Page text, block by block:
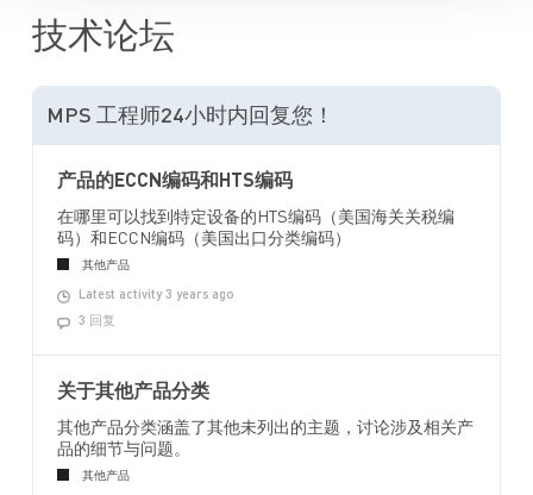
技术论坛
MPS 工程师24小时内回复您！
产品的ECCN编码和HTS编码
在哪里可以找到特定设备的HTS编码（美国海关关税编
码）和ECCN编码（美国出口分类编码）
其他产品
Latest activity 3 years ago
3 回复
关于其他产品分类
其他产品分类涵盖了其他未列出的主题，讨论涉及相关产
品的细节与问题。
其他产品